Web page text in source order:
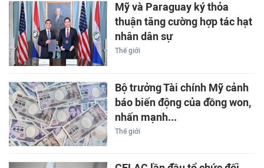
Mỹ và Paraguay ký thỏa
thuận tăng cường hợp tác hạt
nhân dân sự
Thế giới
Bộ trưởng Tài chính Mỹ cảnh
báo biến động của đồng won,
nhấn mạnh...
Thế giới